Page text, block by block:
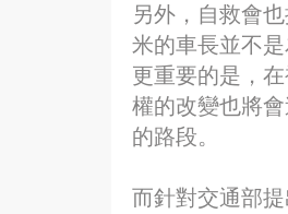
另外，自救會
米的車長並不
更重要的是，
權的改變也將
的路段。
而針對交通部